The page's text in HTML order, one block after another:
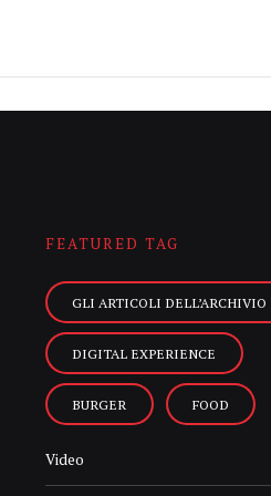
FEATURED TAG
GLI ARTICOLI DELL’ARCHIVIO
DIGITAL EXPERIENCE
BURGER FOOD
Video